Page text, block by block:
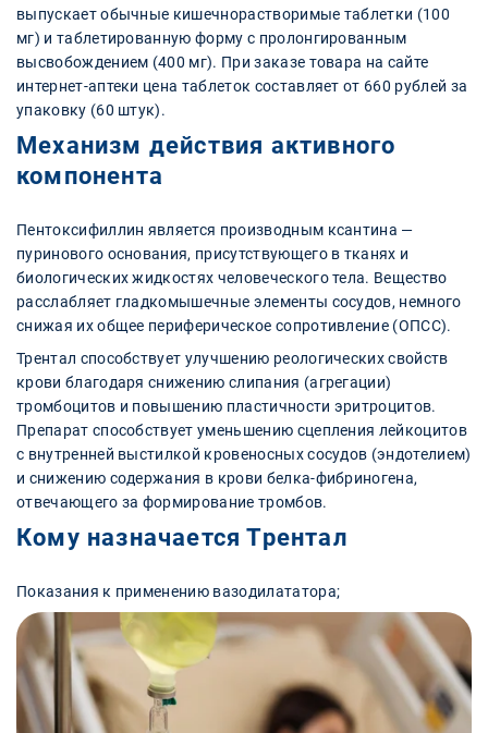
выпускает обычные кишечнорастворимые таблетки (100
мг) и таблетированную форму с пролонгированным
высвобождением (400 мг). При заказе товара на сайте
интернет-аптеки цена таблеток составляет от 660 рублей за
упаковку (60 штук).
Механизм действия активного
компонента
Пентоксифиллин является производным ксантина —
пуринового основания, присутствующего в тканях и
биологических жидкостях человеческого тела. Вещество
расслабляет гладкомышечные элементы сосудов, немного
снижая их общее периферическое сопротивление (ОПСС).
Трентал способствует улучшению реологических свойств
крови благодаря снижению слипания (агрегации)
тромбоцитов и повышению пластичности эритроцитов.
Препарат способствует уменьшению сцепления лейкоцитов
с внутренней выстилкой кровеносных сосудов (эндотелием)
и снижению содержания в крови белка-фибриногена,
отвечающего за формирование тромбов.
Кому назначается Трентал
Показания к применению вазодилататора;